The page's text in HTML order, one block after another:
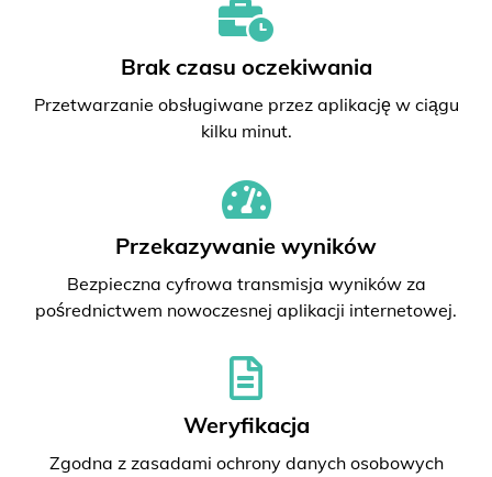
Brak czasu oczekiwania
Przetwarzanie obsługiwane przez aplikację w ciągu
kilku minut.
Przekazywanie wyników
Bezpieczna cyfrowa transmisja wyników za
pośrednictwem nowoczesnej aplikacji internetowej.
Weryfikacja
Zgodna z zasadami ochrony danych osobowych